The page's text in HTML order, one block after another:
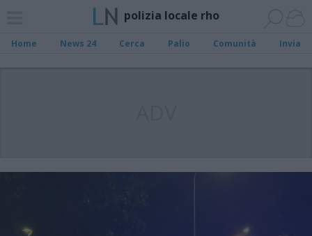
polizia locale rho
Home News 24 Cerca Palio Comunità Invia